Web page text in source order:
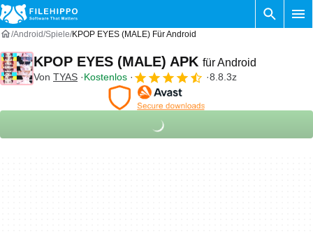
Android Spiele KPOP EYES (MALE) Für Android
KPOP EYES (MALE) APK für Android
Von TYAS Kostenlos 8.8.3z